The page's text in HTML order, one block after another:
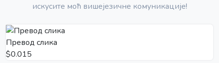
искусите моћ вишејезичне комуникације!
Превод слика
$0.015